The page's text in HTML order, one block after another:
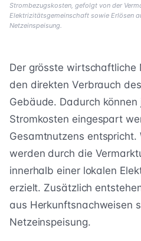
Strombezugskosten, gefolgt von der
Elektrizitätsgemeinschaft sowie Erlösen
Netzeinspeisung.
Der grösste wirtschaftliche
den direkten Verbrauch
Gebäude. Dadurch können
Stromkosten eingespart
Gesamtnutzens entspricht.
werden durch die
innerhalb einer lokalen
erzielt. Zusätzlich
aus Herkunftsnachweisen
Netzeinspeisung.